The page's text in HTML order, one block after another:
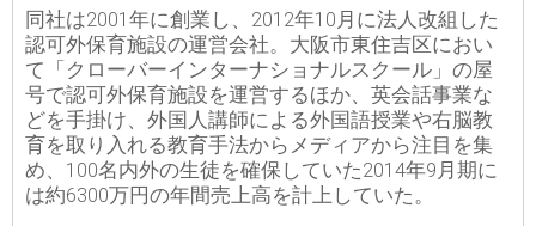
同社は2001年に創業し、2012年10月に法人改組した
認可外保育施設の運営会社。大阪市東住吉区におい
て「クローバーインターナショナルスクール」の屋
号で認可外保育施設を運営するほか、英会話事業な
どを手掛け、外国人講師による外国語授業や右脳教
育を取り入れる教育手法からメディアから注目を集
め、100名内外の生徒を確保していた2014年9月期に
は約6300万円の年間売上高を計上していた。